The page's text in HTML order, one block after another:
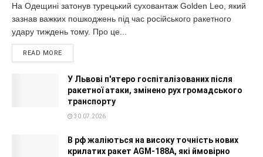
На Одещині затонув турецький суховантаж Golden Leo, який
зазнав важких пошкоджень під час російського ракетного
удару тиждень тому. Про це...
READ MORE
У Львові п'ятеро госпіталізованих після
ракетної атаки, змінено рух громадського
транспорту
30.07.2026
В рф жаліються на високу точність нових
крилатих ракет AGM-188A, які ймовірно